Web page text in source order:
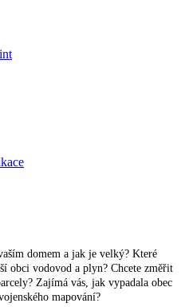
domem a jak je velký? Které
obci vodovod a plyn? Chcete změřit
Zajímá vás, jak vypadala obec
mapování?